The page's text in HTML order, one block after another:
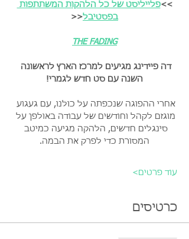
>>פלייליסט של כל הלהקות המשתתפות
בפסטיבל<<
THE FADING
דה פיידינג מגיעים למרכז הארץ לראשונה
השנה עם סט חדש לגמרי!
אחרי ההפוגה שנכפתה על כולנו, עם געגוע
מוגזם לקהל וחודשים של עבודה באולפן על
סינגלים חדשים, הלהקה מגיעה כמיטב
המסורת כדי לפרק את הבמה.
עוד פרטים>
כרטיסים